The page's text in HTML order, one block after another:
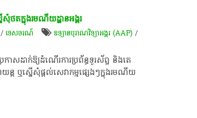
ថត​ក្នុង​រមណីយដ្ឋាន​អង្គរ​
/ទេសចរណ៍ ឧទ្យានបុរាណវិទ្យាអង្គរ (AAP) /
កាស​ដាក់​ឱ្យ​ដំណើរការ​ប្រព័ន្ធ​ទូរស័ព្ទ​ និង​តេ​
ត​ ឬ​ស្នើ​សុំ​ផ្តល់​សេវាកម្ម​ផ្សេងៗ​ក្នុង​រមណីយ